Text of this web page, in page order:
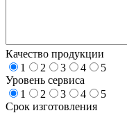
Качество продукции
1
2 3 4
5
Уровень сервиса
1
2 3 4
5
Срок изготовления